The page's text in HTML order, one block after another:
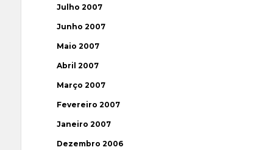
Julho 2007
Junho 2007
Maio 2007
Abril 2007
Março 2007
Fevereiro 2007
Janeiro 2007
Dezembro 2006